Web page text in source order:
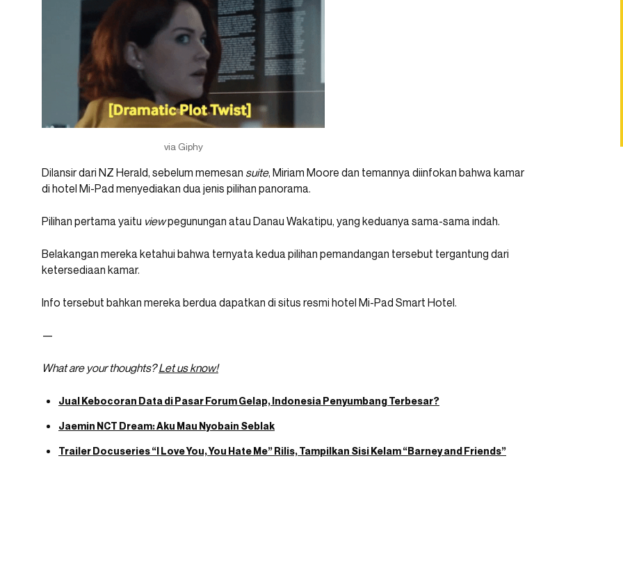
via Giphy
Dilansir dari NZ Herald, sebelum memesan suite, Miriam Moore dan temannya diinfokan bahwa kamar
di hotel Mi-Pad menyediakan dua jenis pilihan panorama.
Pilihan pertama yaitu viewpegunungan atau Danau Wakatipu, yang keduanya sama-sama indah.
Belakangan mereka ketahui bahwa ternyata kedua pilihan pemandangan tersebut tergantung dari
ketersediaan kamar.
Info tersebut bahkan mereka berdua dapatkan di situs resmi hotel Mi-Pad Smart Hotel.
—
What are your thoughts?Let us know!
Jual Kebocoran Data di Pasar Forum Gelap, Indonesia Penyumbang Terbesar?
Jaemin NCT Dream: Aku Mau Nyobain Seblak
Trailer Docuseries “I Love You, You Hate Me” Rilis, Tampilkan Sisi Kelam “Barney and Friends”